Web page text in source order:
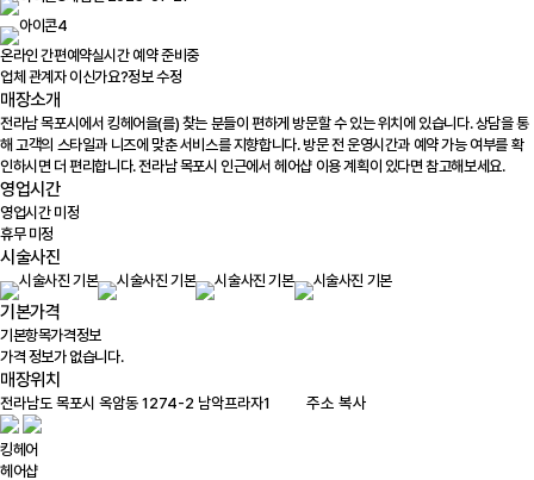
온라인 간편예약실시간 예약 준비중
업체 관계자 이신가요?정보 수정
매장소개
전라남 목포시에서 킹헤어을(를) 찾는 분들이 편하게 방문할 수 있는 위치에 있습니다. 상담을 통
해 고객의 스타일과 니즈에 맞춘 서비스를 지향합니다. 방문 전 운영시간과 예약 가능 여부를 확
인하시면 더 편리합니다. 전라남 목포시 인근에서 헤어샵 이용 계획이 있다면 참고해보세요.
영업시간
영업시간 미정
휴무 미정
시술사진
기본가격
기본항목가격정보
가격 정보가 없습니다.
매장위치
주소 복사
킹헤어
헤어샵